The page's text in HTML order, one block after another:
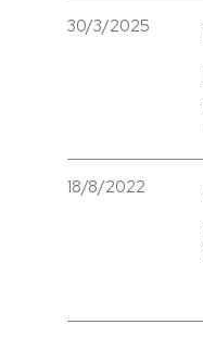
30/3/2025
18/8/2022